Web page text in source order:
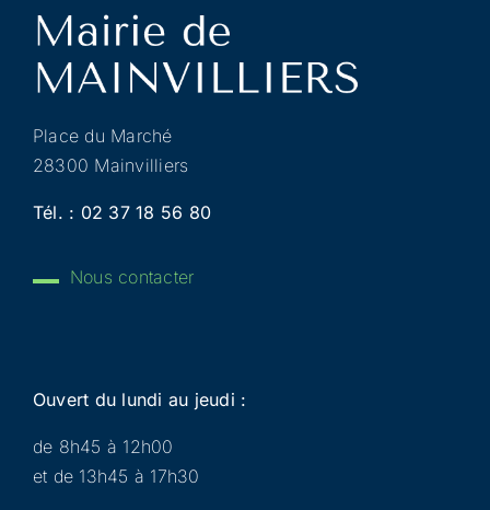
Place du Marché
28300 Mainvilliers
Tél. : 02 37 18 56 80
Nous contacter
Ouvert du lundi au jeudi :
de 8h45 à 12h00
et de 13h45 à 17h30